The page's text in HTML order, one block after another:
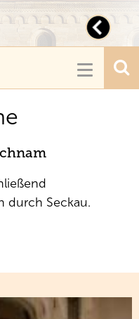
Toggle
durch Seckau.